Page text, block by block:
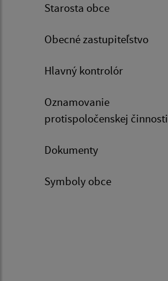
Starosta obce
Obecné zastupiteľstvo
Hlavný kontrolór
Oznamovanie
protispoločenskej činnosti
Dokumenty
Symboly obce